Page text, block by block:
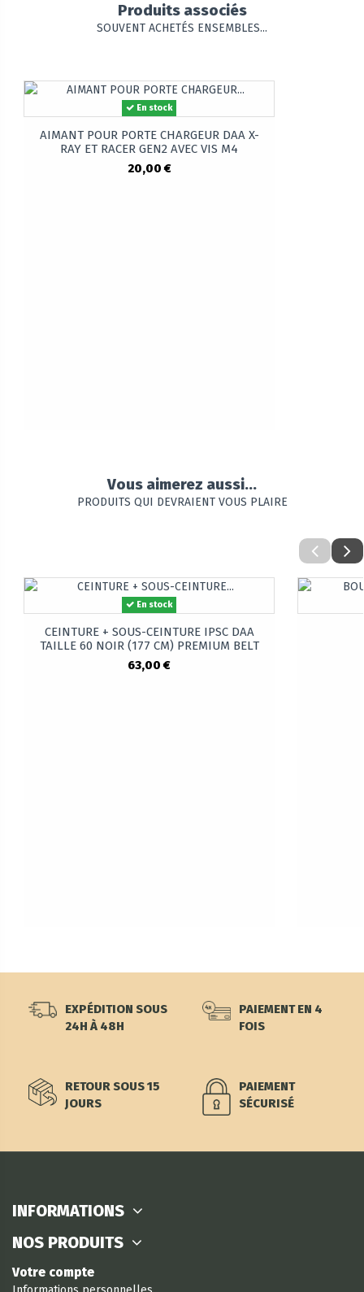
Produits associés
SOUVENT ACHETÉS ENSEMBLES...
En stock
AIMANT POUR PORTE CHARGEUR DAA X-
RAY ET RACER GEN2 AVEC VIS M4
20,00 €
Vous aimerez aussi...
PRODUITS QUI DEVRAIENT VOUS PLAIRE
En stock
CEINTURE + SOUS-CEINTURE IPSC DAA
TAILLE 60 NOIR (177 CM) PREMIUM BELT
63,00 €
EXPÉDITION SOUS
24H À 48H
PAIEMENT EN 4
FOIS
RETOUR SOUS 15
JOURS
PAIEMENT
SÉCURISÉ
INFORMATIONS
NOS PRODUITS
Votre compte